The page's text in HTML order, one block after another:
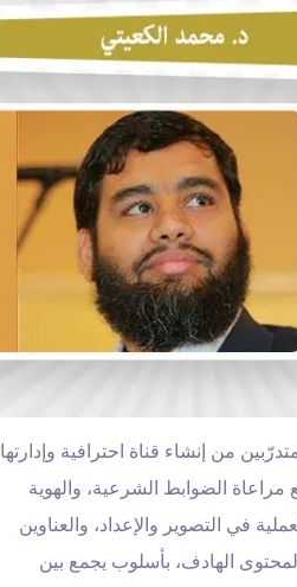
من إنشاء قناة احترافية وإدارتها
مراعاة الضوابط الشرعية، والهوية
في التصوير والإعداد، والعناوين
الهادف، بأسلوب يجمع بين